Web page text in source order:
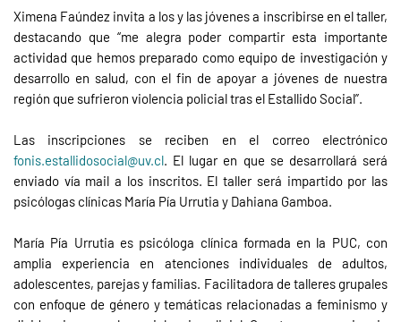
Ximena Faúndez invita a los y las jóvenes a inscribirse en el taller,
destacando que “me alegra poder compartir esta importante
actividad que hemos preparado como equipo de investigación y
desarrollo en salud, con el fin de apoyar a jóvenes de nuestra
región que sufrieron violencia policial tras el Estallido Social”.
Las inscripciones se reciben en el correo electrónico
fonis.estallidosocial@uv.cl. El lugar en que se desarrollará será
enviado vía mail a los inscritos. El taller será impartido por las
psicólogas clínicas María Pía Urrutia y Dahiana Gamboa.
María Pía Urrutia es psicóloga clínica formada en la PUC, con
amplia experiencia en atenciones individuales de adultos,
adolescentes, parejas y familias. Facilitadora de talleres grupales
con enfoque de género y temáticas relacionadas a feminismo y